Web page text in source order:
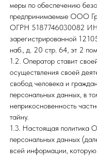
меры по обеспечению
предпринимаемые ООО
ОГРН 5187746030082
зарегистрированной
наб., д. 20 стр. 64, эт 2
1.2. Оператор ставит
осуществления своей
свобод человека и
персональных данных, в
неприкосновенность
тайну.
1.3. Настоящая политика
персональных данных
всей информации,